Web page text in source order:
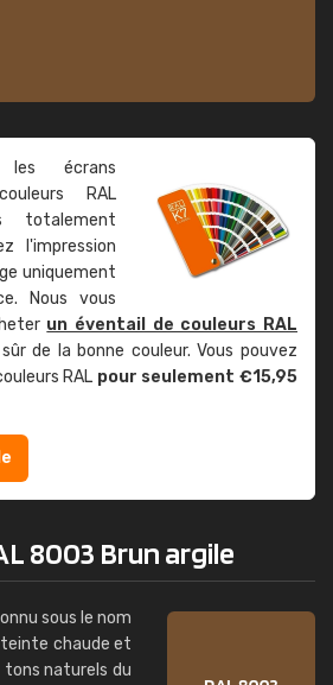
écrans
RAL
totalement
l'impression
uniquement
Nous vous
un éventail de couleurs RAL
de la bonne couleur. Vous pouvez
RAL pour seulement €15,95
8003 Brun argile
sous le nom
teinte chaude et
tons naturels du